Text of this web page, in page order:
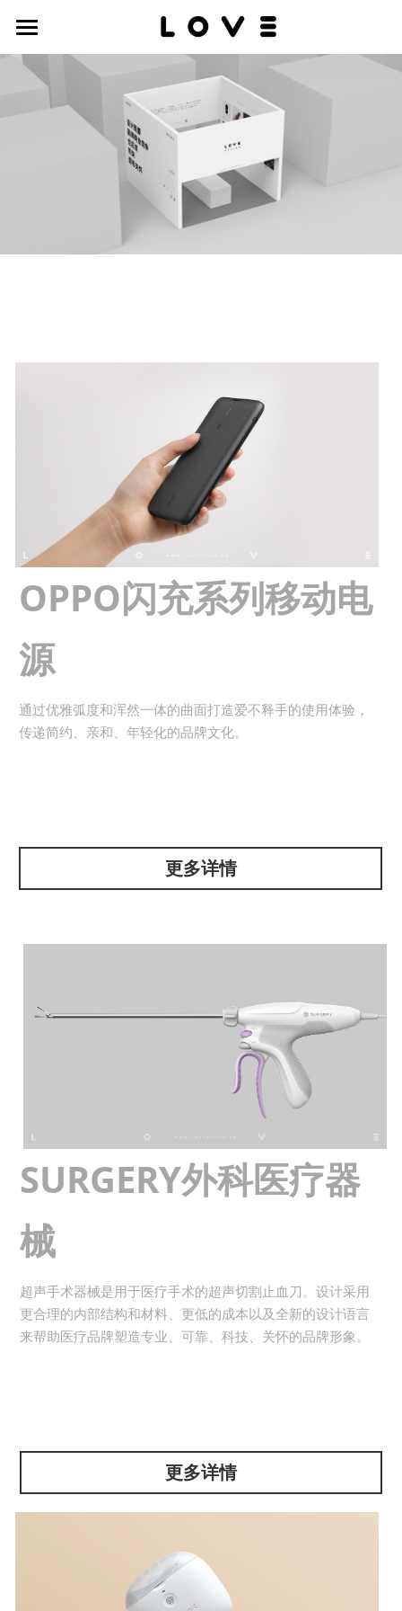
work
about
OPPO闪充系列移动电
源
通过优雅弧度和浑然一体的曲面打造爱不释手的使用体验，
传递简约、亲和、年轻化的品牌文化。
更多详情
SURGERY外科医疗器
械
超声手术器械是用于医疗手术的超声切割止血刀。设计采用
更合理的内部结构和材料、更低的成本以及全新的设计语言
来帮助医疗品牌塑造专业、可靠、科技、关怀的品牌形象。
更多详情